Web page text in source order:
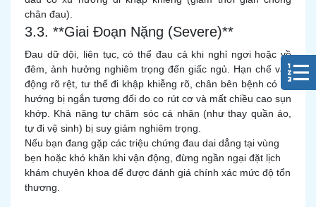
chân đau).
3.3. **Giai Đoạn Nặng (Severe)**
Đau dữ dội, liên tục, có thể đau cả khi nghỉ ngơi hoặc về
đêm, ảnh hưởng nghiêm trọng đến giấc ngủ. Hạn chế vận
động rõ rệt, tư thế đi khập khiễng rõ, chân bên bệnh có xu
hướng bị ngắn tương đối do co rút cơ và mất chiều cao sụn
khớp. Khả năng tự chăm sóc cá nhân (như thay quần áo,
tự đi vệ sinh) bị suy giảm nghiêm trọng.
Nếu bạn đang gặp các triệu chứng đau dai dẳng tại vùng
bẹn hoặc khó khăn khi vận động, đừng ngần ngại đặt lịch
khám chuyên khoa để được đánh giá chính xác mức độ tổn
thương.